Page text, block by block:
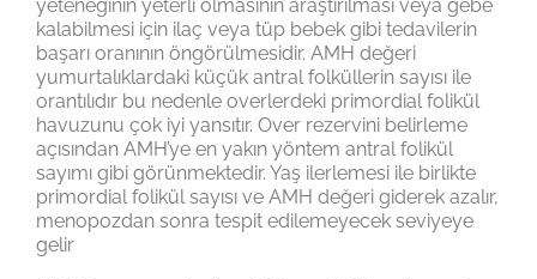
yeteneğinin yeterli olmasının araştırılması veya gebe
kalabilmesi için ilaç veya tüp bebek gibi tedavilerin
başarı oranının öngörülmesidir. AMH değeri
yumurtalıklardaki küçük antral folküllerin sayısı ile
orantılıdır bu nedenle overlerdeki primordial folikül
havuzunu çok iyi yansıtır. Over rezervini belirleme
açısından AMH’ye en yakın yöntem antral folikül
sayımı gibi görünmektedir. Yaş ilerlemesi ile birlikte
primordial folikül sayısı ve AMH değeri giderek azalır,
menopozdan sonra tespit edilemeyecek seviyeye
gelir